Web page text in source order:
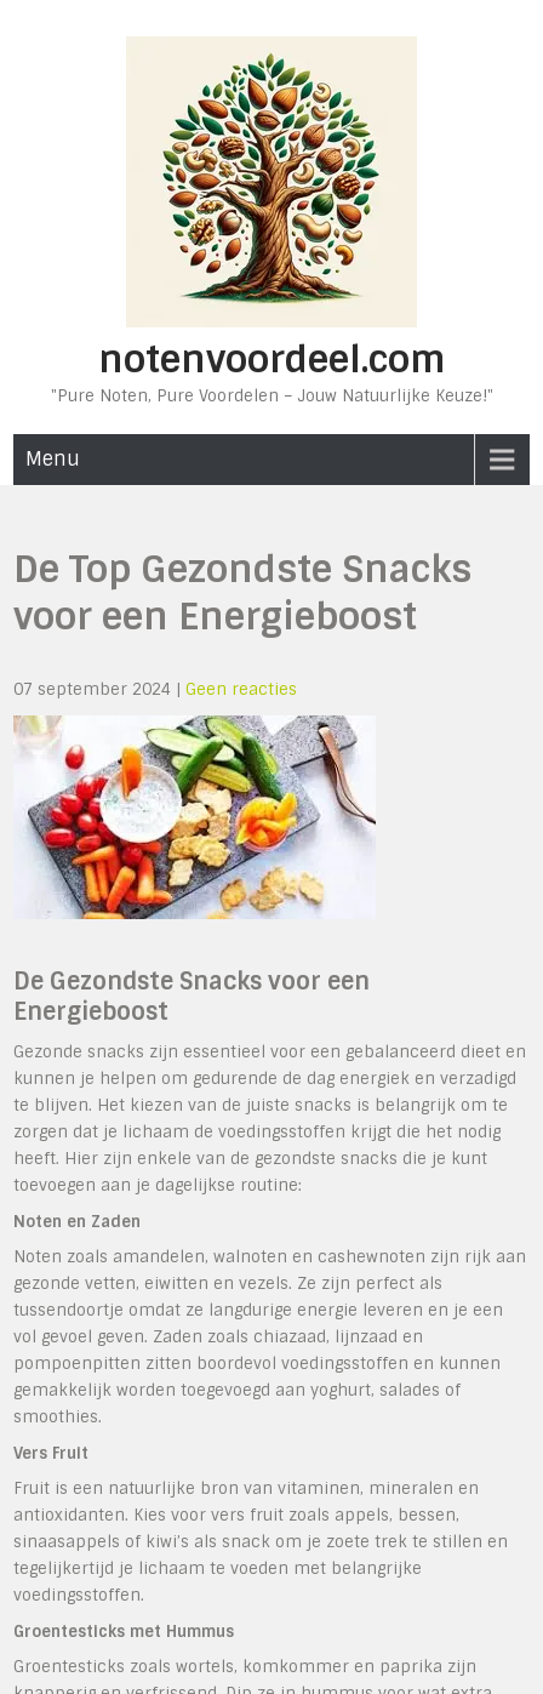
notenvoordeel.com
"Pure Noten, Pure Voordelen – Jouw Natuurlijke Keuze!"
Menu
De Top Gezondste Snacks
voor een Energieboost
07 september 2024 |Geen reacties
De Gezondste Snacks voor een
Energieboost
Gezonde snacks zijn essentieel voor een gebalanceerd dieet en
kunnen je helpen om gedurende de dag energiek en verzadigd
te blijven. Het kiezen van de juiste snacks is belangrijk om te
zorgen dat je lichaam de voedingsstoffen krijgt die het nodig
heeft. Hier zijn enkele van de gezondste snacks die je kunt
toevoegen aan je dagelijkse routine:
Noten en Zaden
Noten zoals amandelen, walnoten en cashewnoten zijn rijk aan
gezonde vetten, eiwitten en vezels. Ze zijn perfect als
tussendoortje omdat ze langdurige energie leveren en je een
vol gevoel geven. Zaden zoals chiazaad, lijnzaad en
pompoenpitten zitten boordevol voedingsstoffen en kunnen
gemakkelijk worden toegevoegd aan yoghurt, salades of
smoothies.
Vers Fruit
Fruit is een natuurlijke bron van vitaminen, mineralen en
antioxidanten. Kies voor vers fruit zoals appels, bessen,
sinaasappels of kiwi’s als snack om je zoete trek te stillen en
tegelijkertijd je lichaam te voeden met belangrijke
voedingsstoffen.
Groentesticks met Hummus
Groentesticks zoals wortels, komkommer en paprika zijn